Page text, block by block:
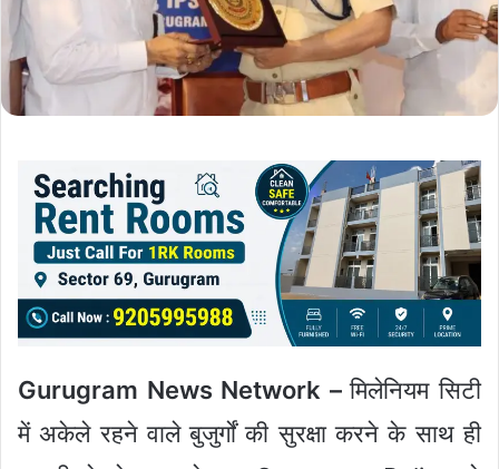
Gurugram News Network –मिलेनियम सिटी
में अकेले रहने वाले बुजुर्गों की सुरक्षा करने के साथ ही